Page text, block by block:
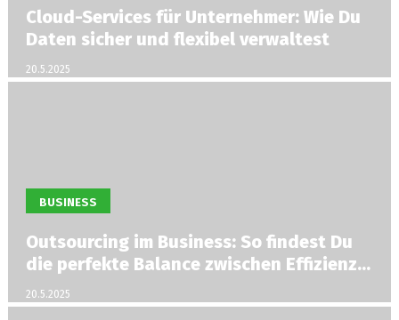
Cloud-Services für Unternehmer: Wie Du
Daten sicher und flexibel verwaltest
20.5.2025
BUSINESS
Outsourcing im Business: So findest Du
die perfekte Balance zwischen Effizienz
und Kontrolle
20.5.2025